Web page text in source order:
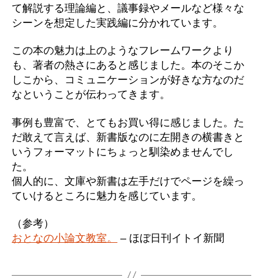
て解説する理論編と、議事録やメールなど様々な
シーンを想定した実践編に分かれています。
この本の魅力は上のようなフレームワークより
も、著者の熱さにあると感じました。本のそこか
しこから、コミュニケーションが好きな方なのだ
なということが伝わってきます。
事例も豊富で、とてもお買い得に感じました。た
だ敢えて言えば、新書版なのに左開きの横書きと
いうフォーマットにちょっと馴染めませんでし
た。
個人的に、文庫や新書は左手だけでページを繰っ
ていけるところに魅力を感じています。
（参考）
おとなの小論文教室。
– ほぼ日刊イトイ新聞